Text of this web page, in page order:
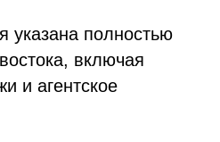
указана полностью
включая
и агентское